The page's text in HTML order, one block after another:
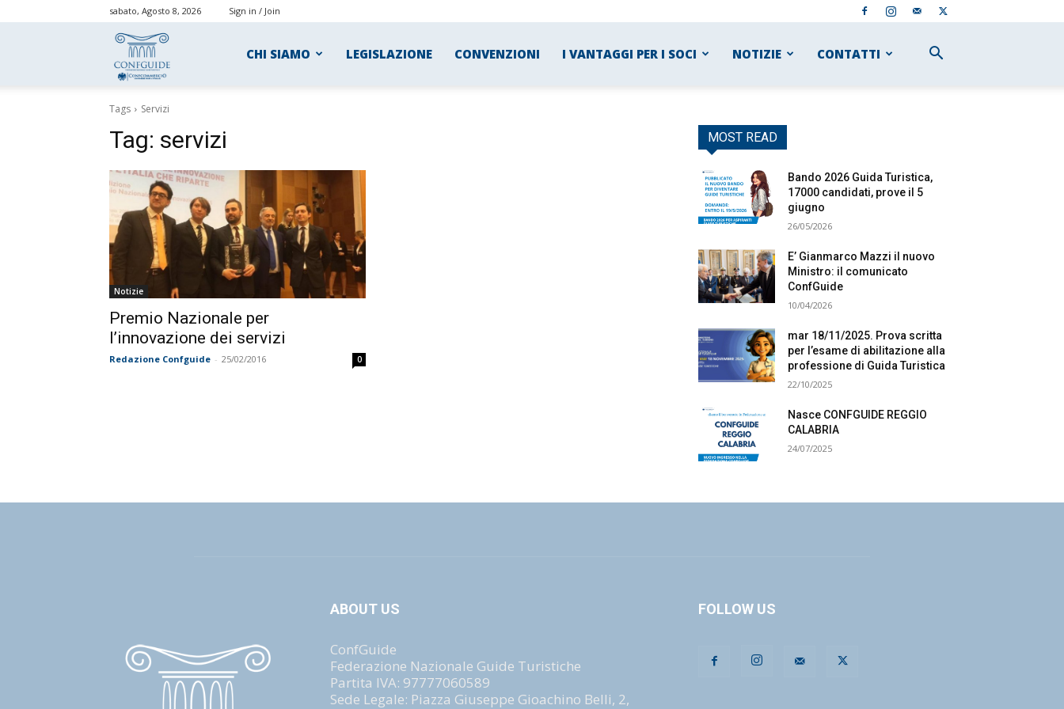
sabato, Agosto 8, 2026 Sign in / Join
CHI SIAMO LEGISLAZIONE CONVENZIONI I VANTAGGI PER I SOCI NOTIZIE CONTATTI
Tags Servizi
Tag: servizi
Notizie
Premio Nazionale per
l’innovazione dei servizi
Redazione Confguide - 25/02/2016 0
MOST READ
Bando 2026 Guida Turistica,
17000 candidati, prove il 5
giugno
26/05/2026
E’ Gianmarco Mazzi il nuovo
Ministro: il comunicato
ConfGuide
10/04/2026
mar 18/11/2025. Prova scritta
per l’esame di abilitazione alla
professione di Guida Turistica
22/10/2025
Nasce CONFGUIDE REGGIO
CALABRIA
24/07/2025
ABOUT US
ConfGuide
Federazione Nazionale Guide Turistiche
Partita IVA: 97777060589
Sede Legale: Piazza Giuseppe Gioachino Belli, 2,
FOLLOW US